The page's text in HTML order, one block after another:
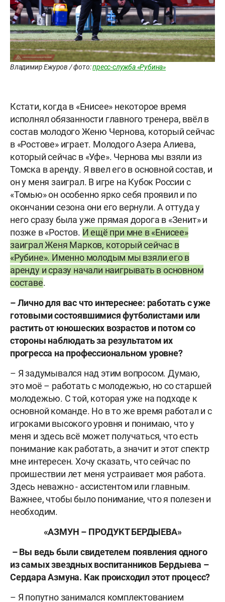
Владимир Ежуров / фото:пресс-служба «Рубина»
Кстати, когда в «Енисее» некоторое время
исполнял обязанности главного тренера, ввёл в
состав молодого Женю Чернова, который сейчас
в «Ростове» играет. Молодого Азера Алиева,
который сейчас в «Уфе». Чернова мы взяли из
Томска в аренду. Я ввел его в основной состав, и
он у меня заиграл. В игре на Кубок России с
«Томью» он особенно ярко себя проявил и по
окончании сезона они его вернули. А оттуда у
него сразу была уже прямая дорога в «Зенит» и
позже в «Ростов. И ещё при мне в «Енисее»
заиграл Женя Марков, который сейчас в
«Рубине». Именно молодым мы взяли его в
аренду и сразу начали наигрывать в основном
составе.
– Лично для вас что интереснее: работать с уже
готовыми состоявшимися футболистами или
растить от юношеских возрастов и потом со
стороны наблюдать за результатом их
прогресса на профессиональном уровне?
– Я задумывался над этим вопросом. Думаю,
это моё – работать с молодежью, но со старшей
молодежью. С той, которая уже на подходе к
основной команде. Но в то же время работал и с
игроками высокого уровня и понимаю, что у
меня и здесь всё может получаться, что есть
понимание как работать, а значит и этот спектр
мне интересен. Хочу сказать, что сейчас по
проишествии лет меня устраивает моя работа.
Здесь неважно - ассистентом или главным.
Важнее, чтобы было понимание, что я полезен и
необходим.
«АЗМУН – ПРОДУКТ БЕРДЫЕВА»
– Вы ведь были свидетелем появления одного
из самых звездных воспитанников Бердыева –
Сердара Азмуна. Как происходил этот процесс?
– Я попутно занимался комплектованием